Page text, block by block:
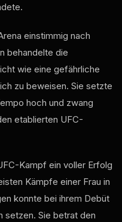
einstimmig nach
behandelte die
wie eine gefährliche
zu beweisen. Sie setzte
hoch und zwang
etablierten UFC-
Kampf ein voller Erfolg
Kämpfe einer Frau in
konnte bei ihrem Debüt
setzen. Sie betrat den